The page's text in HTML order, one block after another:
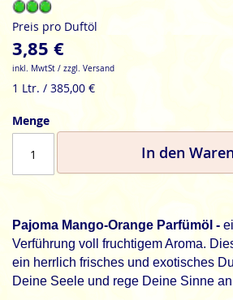
Preis pro Duftöl
3,85 €
inkl. MwtSt / zzgl. Versand
1 Ltr. / 385,00 €
Menge
In den
Pajoma Mango-Orange Parfümöl -
Verführung voll fruchtigem Aroma.
ein herrlich frisches und exotisches
Deine Seele und rege Deine Sinne